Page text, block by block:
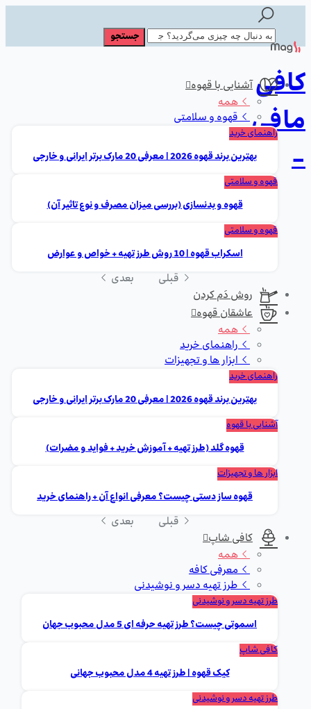
کافی
مافی
-
آشنایی با قهوه
همه
قهوه و سلامتی
راهنمای خرید
بهترین برند قهوه 2026 | معرفی 20 مارک برتر ایرانی و خارجی
قهوه و سلامتی
قهوه و بدنسازی (بررسی میزان مصرف و نوع تاثیر آن)
قهوه و سلامتی
اسکراب قهوه | 10 روش طرز تهیه + خواص و عوارض
قبلی
بعدی
روش دَم کردن
عاشقان قهوه
همه
راهنمای خرید
ابزار ها و تجهیزات
راهنمای خرید
بهترین برند قهوه 2026 | معرفی 20 مارک برتر ایرانی و خارجی
آشنایی با قهوه
قهوه گلد (طرز تهیه + آموزش خرید + فواید و مضرات)
ابزار ها و تجهیزات
قهوه ساز دستی چیست؟ معرفی انواع آن + راهنمای خرید
قبلی
بعدی
کافی شاپ
همه
معرفی کافه
طرز تهیه دسر و نوشیدنی
طرز تهیه دسر و نوشیدنی
اسموتی چیست؟ طرز تهیه حرفه ای 5 مدل محبوب جهان
کافی شاپ
کیک قهوه | طرز تهیه 4 مدل محبوب جهانی
طرز تهیه دسر و نوشیدنی